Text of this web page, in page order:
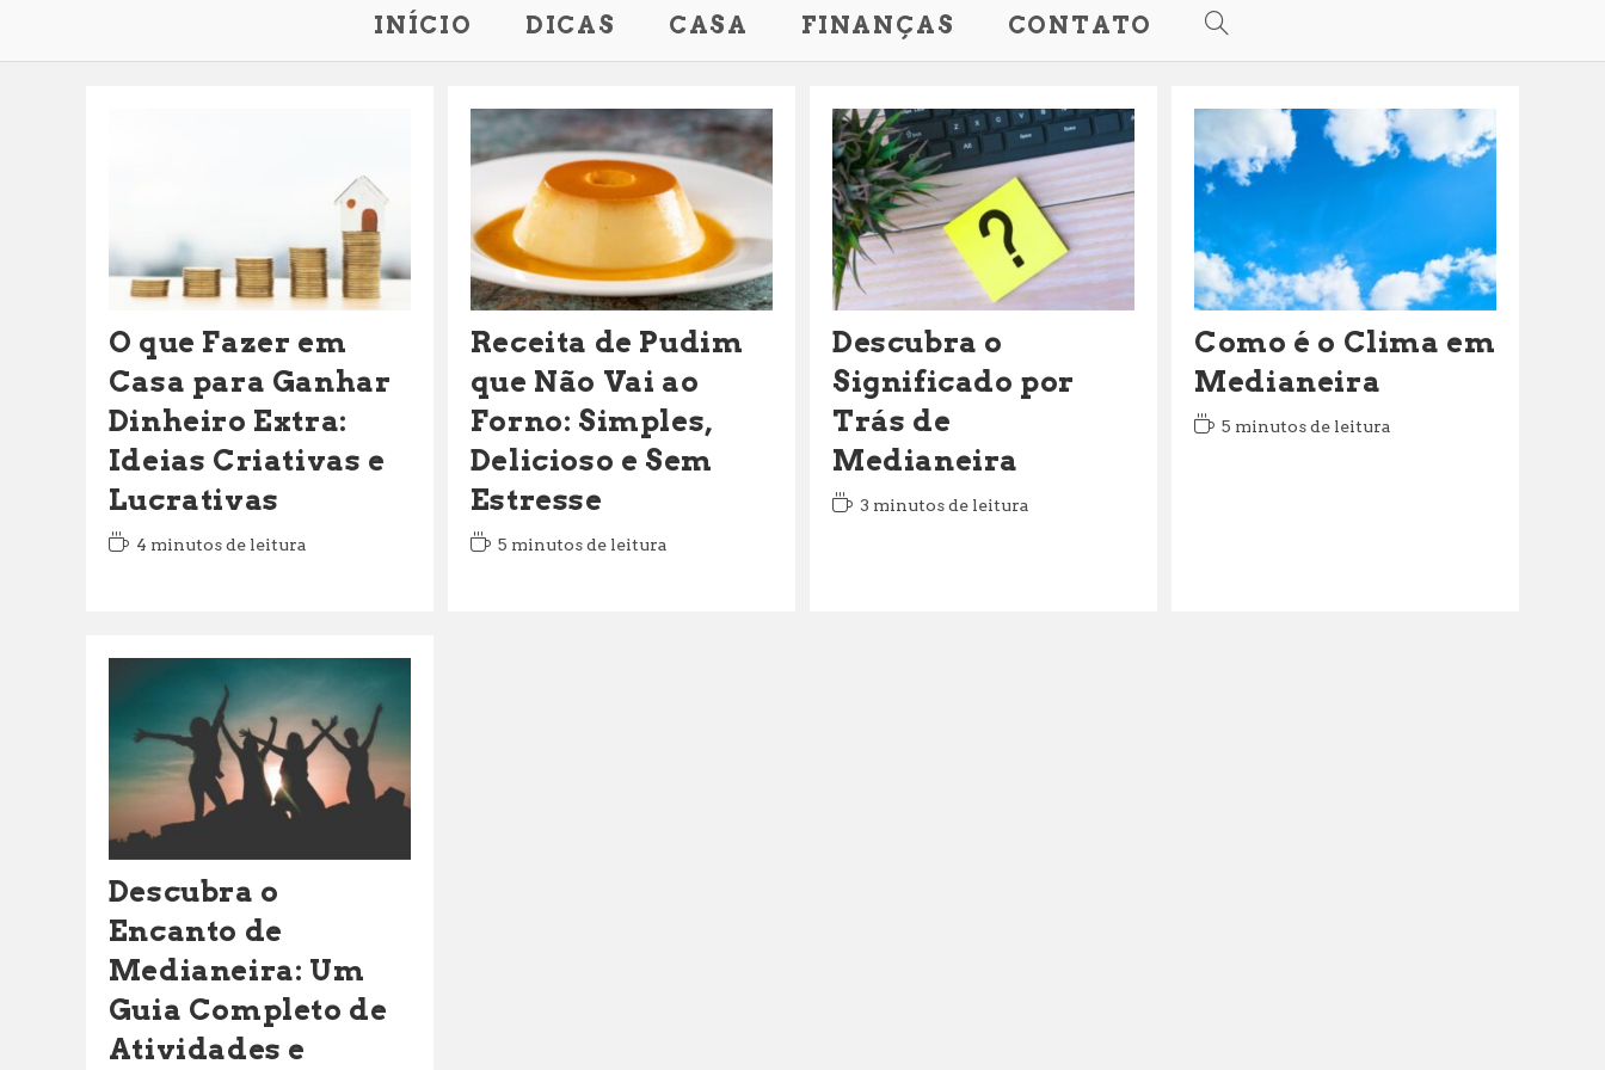
INÍCIO DICAS CASA FINANÇAS CONTATO ALTERNAR
DO
SITE
O que Fazer em
Casa para Ganhar
Dinheiro Extra:
Ideias Criativas e
Lucrativas
Tempo4 minutos de leitura
Receita de Pudim
que Não Vai ao
Forno: Simples,
Delicioso e Sem
Estresse
Tempo5 minutos de leitura
Descubra o
Significado por
Trás de
Medianeira
Tempo3 minutos de leitura
Como é o Clima em
Medianeira
Tempo5 minutos de leitura
Descubra o
Encanto de
Medianeira: Um
Guia Completo de
Atividades e